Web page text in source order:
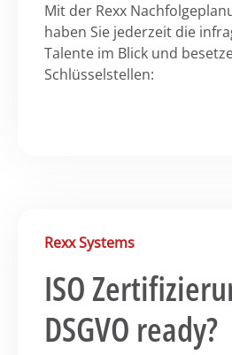
Mit der Rexx
haben Sie jederzeit die
Talente im Blick und
Schlüsselstellen:
Rexx Systems
ISO
DSGVO ready?